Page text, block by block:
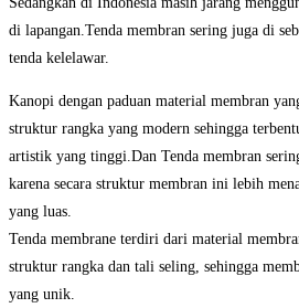
di lapangan.Tenda membran sering juga di
tenda kelelawar.
Kanopi dengan paduan material membran
struktur rangka yang modern sehingga
artistik yang tinggi.Dan Tenda membran
karena secara struktur membran ini lebih
yang luas.
Tenda membrane terdiri dari material
struktur rangka dan tali seling, sehingga
yang unik.